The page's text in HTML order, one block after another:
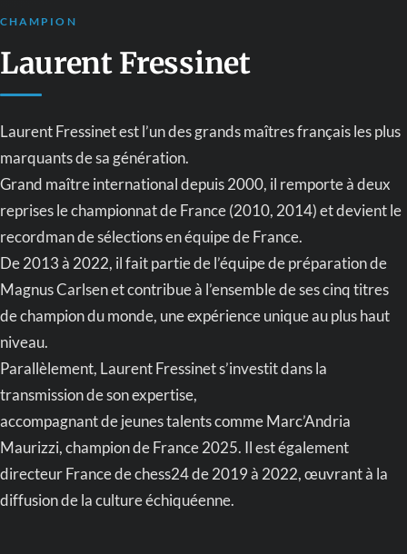
CHAMPION
Laurent Fressinet
Laurent Fressinet est l’un des grands maîtres français les plus
marquants de sa génération.
Grand maître international depuis 2000, il remporte à deux
reprises le championnat de France (2010, 2014) et devient le
recordman de sélections en équipe de France.
De 2013 à 2022, il fait partie de l’équipe de préparation de
Magnus Carlsen et contribue à l’ensemble de ses cinq titres
de champion du monde, une expérience unique au plus haut
niveau.
Parallèlement, Laurent Fressinet s’investit dans la
transmission de son expertise,
accompagnant de jeunes talents comme Marc’Andria
Maurizzi, champion de France 2025. Il est également
directeur France de chess24 de 2019 à 2022, œuvrant à la
diffusion de la culture échiquéenne.